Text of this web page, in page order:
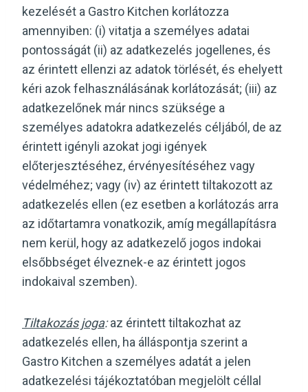
kezelését a Gastro Kitchen korlátozza
amennyiben: (i) vitatja a személyes adatai
pontosságát (ii) az adatkezelés jogellenes, és
az érintett ellenzi az adatok törlését, és ehelyett
kéri azok felhasználásának korlátozását; (iii) az
adatkezelőnek már nincs szüksége a
személyes adatokra adatkezelés céljából, de az
érintett igényli azokat jogi igények
előterjesztéséhez, érvényesítéséhez vagy
védelméhez; vagy (iv) az érintett tiltakozott az
adatkezelés ellen (ez esetben a korlátozás arra
az időtartamra vonatkozik, amíg megállapításra
nem kerül, hogy az adatkezelő jogos indokai
elsőbbséget élveznek-e az érintett jogos
indokaival szemben).
Tiltakozás joga:az érintett tiltakozhat az
adatkezelés ellen, ha álláspontja szerint a
Gastro Kitchen a személyes adatát a jelen
adatkezelési tájékoztatóban megjelölt céllal